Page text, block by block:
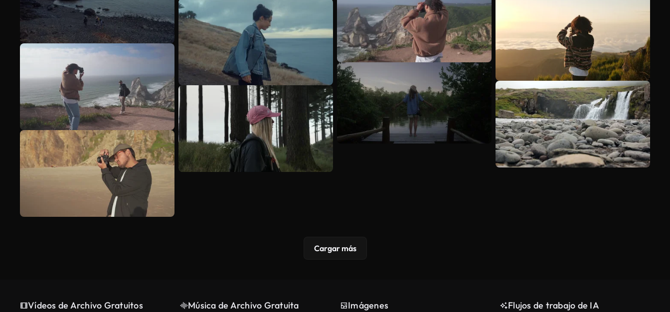
Cargar más
Vídeos de Archivo Gratuitos Música de Archivo Gratuita Imágenes Flujos de trabajo de IA